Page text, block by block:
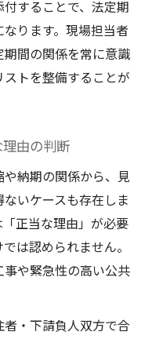
することで、法定期
ります。現場担当者
間の関係を常に意識
トを整備することが
由の判断
納期の関係から、見
いケースも存在しま
正当な理由」が必要
は認められません。
や緊急性の高い公共
・下請負人双方で合